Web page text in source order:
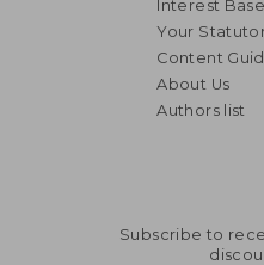
Interest
Your
Content
About Us
Authors list
Subscribe to